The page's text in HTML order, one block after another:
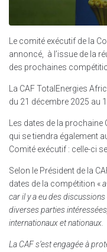
Le comité exécutif de la
annoncé, à l’issue de la
des prochaines
La CAF TotalEnergies
du 21 décembre 2025 au
Les dates de la prochaine
qui se tiendra également
Comité exécutif : celle-ci
Selon le Président de la
dates de la compétition «
car il y a eu des
diverses parties
internationaux et nationaux.
La CAF s’est engagée à